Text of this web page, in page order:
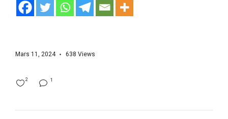
Mars 11, 2024 638 Views
1
2